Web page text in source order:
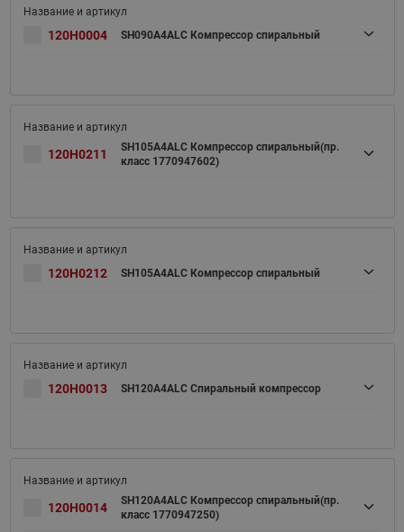
120H0004 SH090A4ALC Компрессор спиральный
120H0211
SH105A4ALC Компрессор спиральный(пр.
класс 1770947602)
120H0212 SH105A4ALC Компрессор спиральный
120H0013 SH120A4ALC Спиральный компрессор
120H0014
SH120A4ALC Компрессор спиральный(пр.
класс 1770947250)